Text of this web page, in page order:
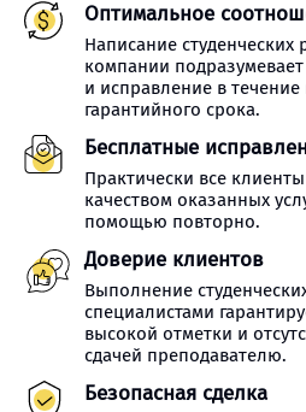
Оптимальное
Написание
компании
и исправление в
гарантийного срока.
Бесплатные
Практически все
качеством оказанных
помощью повторно.
Доверие клиентов
Выполнение
специалистами
высокой отметки и
сдачей преподавателю.
Безопасная сделка